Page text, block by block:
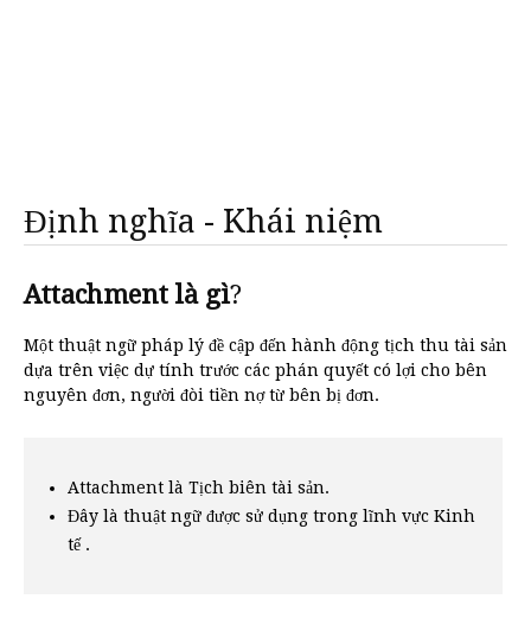
Định nghĩa - Khái niệm
Attachment là gì?
Một thuật ngữ pháp lý đề cập đến hành động tịch thu tài sản
dựa trên việc dự tính trước các phán quyết có lợi cho bên
nguyên đơn, người đòi tiền nợ từ bên bị đơn.
Attachment là Tịch biên tài sản.
Đây là thuật ngữ được sử dụng trong lĩnh vực Kinh
tế .